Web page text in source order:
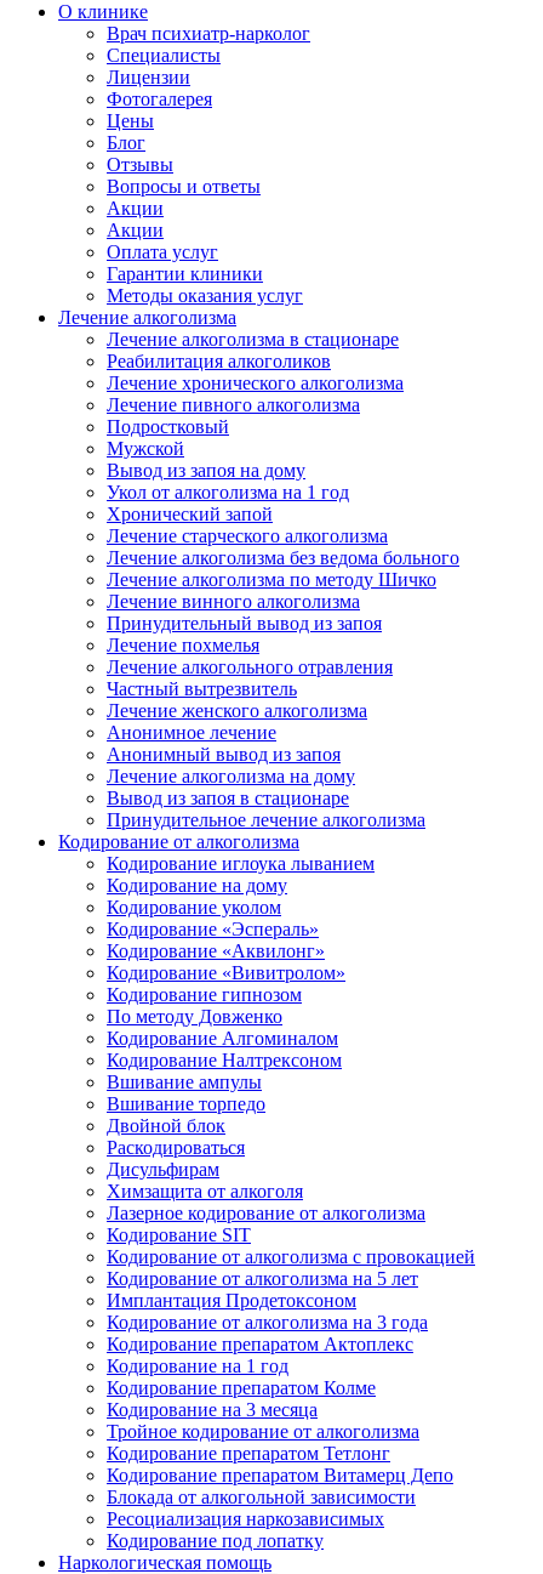
О клинике
Врач психиатр-нарколог
Специалисты
Лицензии
Фотогалерея
Цены
Блог
Отзывы
Вопросы и ответы
Акции
Акции
Оплата услуг
Гарантии клиники
Методы оказания услуг
Лечение алкоголизма
Лечение алкоголизма в стационаре
Реабилитация алкоголиков
Лечение хронического алкоголизма
Лечение пивного алкоголизма
Подростковый
Мужской
Вывод из запоя на дому
Укол от алкоголизма на 1 год
Хронический запой
Лечение старческого алкоголизма
Лечение алкоголизма без ведома больного
Лечение алкоголизма по методу Шичко
Лечение винного алкоголизма
Принудительный вывод из запоя
Лечение похмелья
Лечение алкогольного отравления
Частный вытрезвитель
Лечение женского алкоголизма
Анонимное лечение
Анонимный вывод из запоя
Лечение алкоголизма на дому
Вывод из запоя в стационаре
Принудительное лечение алкоголизма
Кодирование от алкоголизма
Кодирование иглоука лыванием
Кодирование на дому
Кодирование уколом
Кодирование «Эспераль»
Кодирование «Аквилонг»
Кодирование «Вивитролом»
Кодирование гипнозом
По методу Довженко
Кодирование Алгоминалом
Кодирование Налтрексоном
Вшивание ампулы
Вшивание торпедо
Двойной блок
Раскодироваться
Дисульфирам
Химзащита от алкоголя
Лазерное кодирование от алкоголизма
Кодирование SIT
Кодирование от алкоголизма с провокацией
Кодирование от алкоголизма на 5 лет
Имплантация Продетоксоном
Кодирование от алкоголизма на 3 года
Кодирование препаратом Актоплекс
Кодирование на 1 год
Кодирование препаратом Колме
Кодирование на 3 месяца
Тройное кодирование от алкоголизма
Кодирование препаратом Тетлонг
Кодирование препаратом Витамерц Депо
Блокада от алкогольной зависимости
Ресоциализация наркозависимых
Кодирование под лопатку
Наркологическая помощь